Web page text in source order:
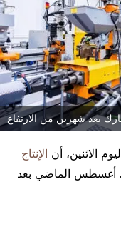
بعد شهرين من الارتفاع
الاثنين، أن الإنتاج
أغسطس الماضي بعد